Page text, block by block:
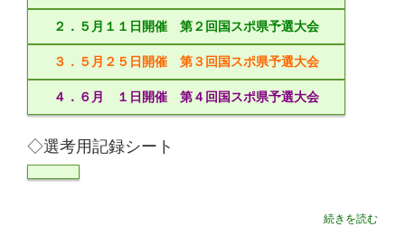
２．５月１１日開催 第２回国スポ県予選大会
３．５月２５日開催 第３回国スポ県予選大会
４．６月 １日開催 第４回国スポ県予選大会
◇選考用記録シート
続きを読む